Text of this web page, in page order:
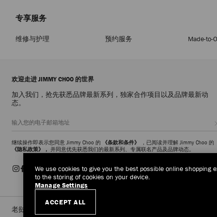
专享服务
维修与护理 预约服务 Made-to-
欢迎走进 JIMMY CHOO 的世界
加入我们，抢先获悉品牌最新系列，独家合作项目以及品牌最新动
态。
继续操作即表示您同意 Jimmy Choo 的 《条款和条件》
，已阅读并理解 Jimmy Choo 的
《隐私政策》， 并同意优先获悉我们的最新系列、专属联名产品及品牌动态。
老挝
We use cookies to give you the best possible online shopping
to the storing of cookies on your device.
Manage Settings
ACCEPT ALL